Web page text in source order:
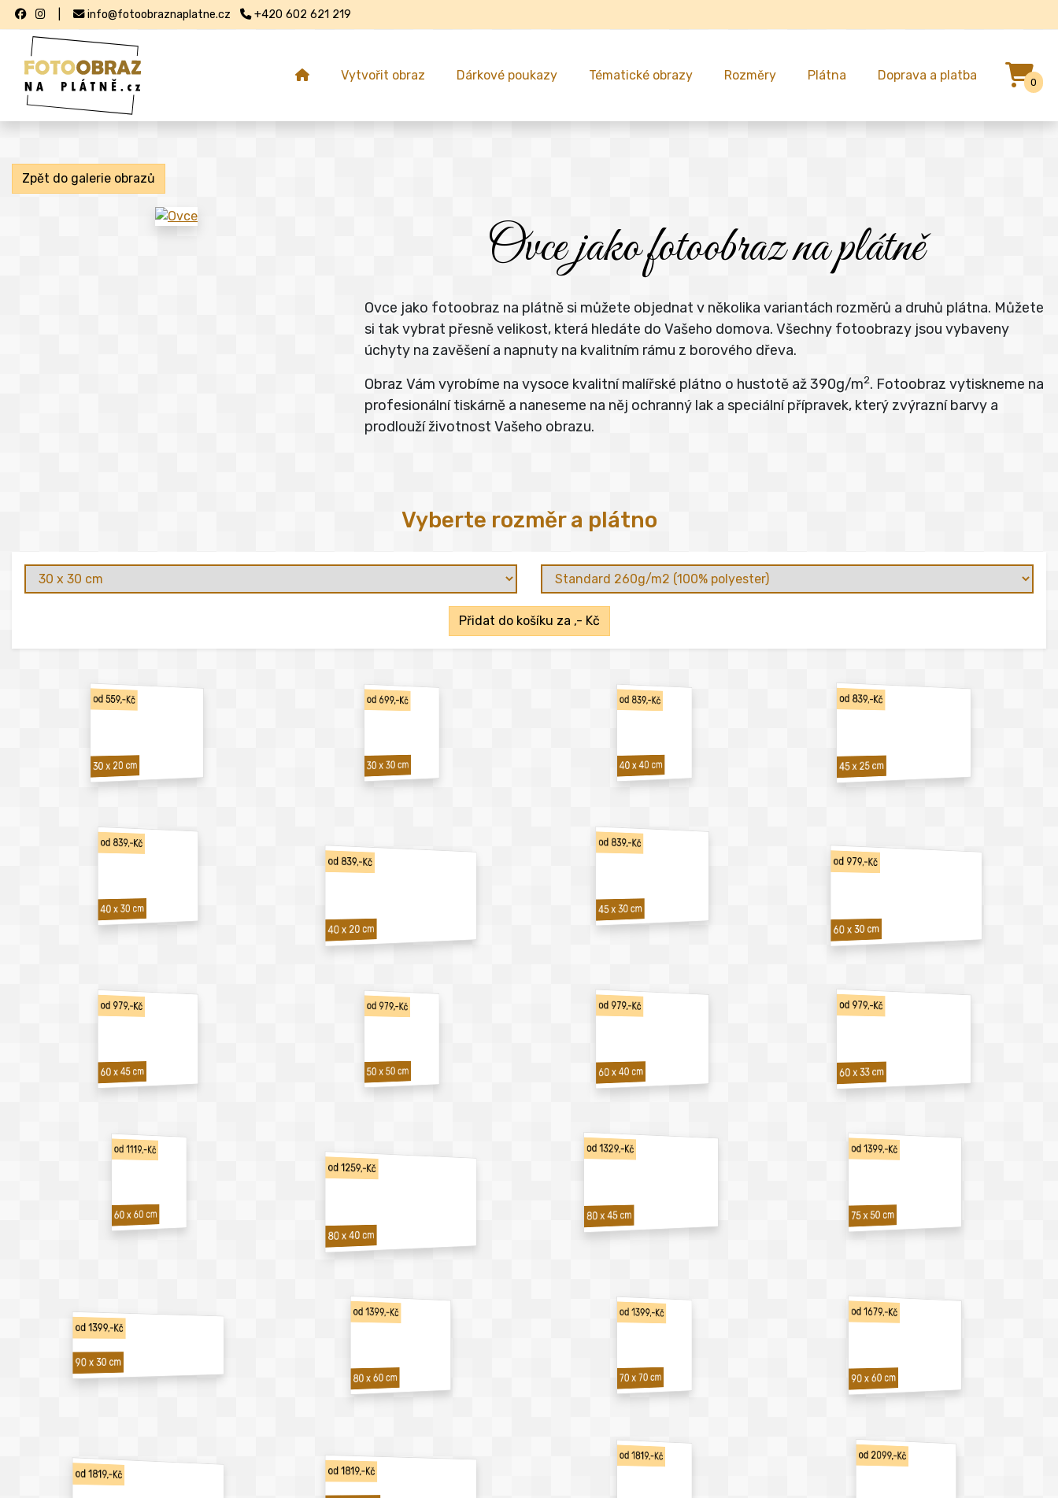
info@fotoobraznaplatne.cz +420 602 621 219
Vytvořit obraz Dárkové poukazy Tématické obrazy Rozměry Plátna Doprava a platba 0
Zpět do galerie obrazů
Ovce jako fotoobraz na plátně
Ovce jako fotoobraz na plátně si můžete objednat v několika variantách rozměrů a druhů plátna. Můžete
si tak vybrat přesně velikost, která hledáte do Vašeho domova. Všechny fotoobrazy jsou vybaveny
úchyty na zavěšení a napnuty na kvalitním rámu z borového dřeva.
Obraz Vám vyrobíme na vysoce kvalitní malířské plátno o hustotě až 390g/m2. Fotoobraz vytiskneme na
profesionální tiskárně a naneseme na něj ochranný lak a speciální přípravek, který zvýrazní barvy a
prodlouží životnost Vašeho obrazu.
Vyberte rozměr a plátno
Přidat do košíku za ,- Kč
od 559,-Kč
30 x 20 cm
od 699,-Kč
30 x 30 cm
od 839,-Kč
40 x 40 cm
od 839,-Kč
45 x 25 cm
od 839,-Kč
40 x 30 cm
od 839,-Kč
40 x 20 cm
od 839,-Kč
45 x 30 cm
od 979,-Kč
60 x 30 cm
od 979,-Kč
60 x 45 cm
od 979,-Kč
50 x 50 cm
od 979,-Kč
60 x 40 cm
od 979,-Kč
60 x 33 cm
od 1119,-Kč
60 x 60 cm
od 1259,-Kč
80 x 40 cm
od 1329,-Kč
80 x 45 cm
od 1399,-Kč
75 x 50 cm
od 1399,-Kč
90 x 30 cm
od 1399,-Kč
80 x 60 cm
od 1399,-Kč
70 x 70 cm
od 1679,-Kč
90 x 60 cm
od 1819,-Kč od 1819,-Kč
od 1819,-Kč od 2099,-Kč